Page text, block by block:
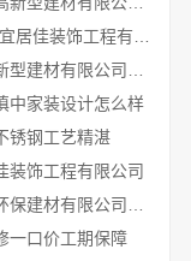
中家装设计怎么样
锈钢工艺精湛
装饰工程有限公司
一口价工期保障